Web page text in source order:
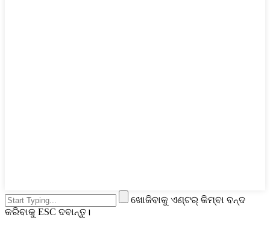
ଖୋଜିବାକୁ ଏଣ୍ଟର୍ କିମ୍ବା ବନ୍ଦ
କରିବାକୁ ESC ଦବାନ୍ତୁ।